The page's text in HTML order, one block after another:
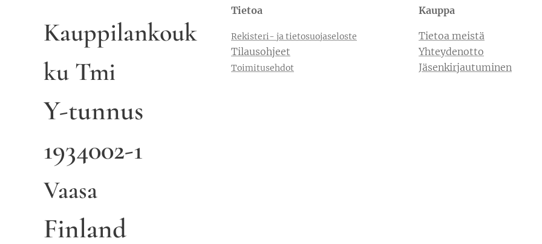
Kauppilankouk
ku Tmi
Y-tunnus
1934002-1
Vaasa
Finland
Tietoa
Rekisteri- ja tietosuojaseloste
Tilausohjeet
Toimitusehdot
Kauppa
Tietoa meistä
Yhteydenotto
Jäsenkirjautuminen